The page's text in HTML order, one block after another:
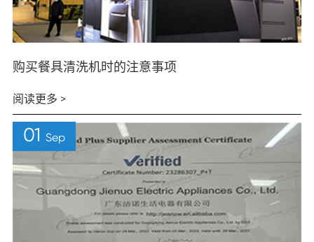
购买餐具清洗机时的注意事项
阅读更多 >
01 Sep